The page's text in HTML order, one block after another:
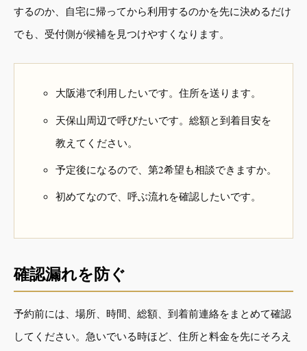
するのか、自宅に帰ってから利用するのかを先に決めるだけ
でも、受付側が候補を見つけやすくなります。
大阪港で利用したいです。住所を送ります。
天保山周辺で呼びたいです。総額と到着目安を
教えてください。
予定後になるので、第2希望も相談できますか。
初めてなので、呼ぶ流れを確認したいです。
確認漏れを防ぐ
予約前には、場所、時間、総額、到着前連絡をまとめて確認
してください。急いでいる時ほど、住所と料金を先にそろえ